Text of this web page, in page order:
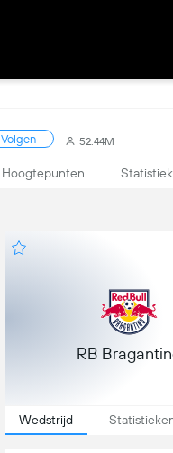
Volgen 52.44M
Hoogtepunten
RB
Wedstrijd